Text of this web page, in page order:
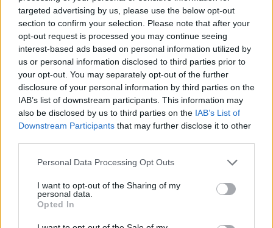
targeted advertising by us, please use the below opt-out
section to confirm your selection. Please note that after your
opt-out request is processed you may continue seeing
interest-based ads based on personal information utilized by
us or personal information disclosed to third parties prior to
your opt-out. You may separately opt-out of the further
disclosure of your personal information by third parties on the
IAB’s list of downstream participants. This information may
also be disclosed by us to third parties on the IAB’s List of
Downstream Participants that may further disclose it to other
Personal Data Processing Opt Outs
I want to opt-out of the Sharing of my
personal data.
Opted In
ΔΕΙΤΕ ΕΠΙΣΗΣ
ΣΤΗΝ ΙΔΙΑ ΚΑΤΗΓΟΡΙΑ
Οι κρυμμένες λίμνες της
Εύβοιας ‑ Εγκαταλελειμμένα
ορυχεία μετατράπηκαν σε
«παράδεισο»
ΣΉΜΕΡΑ
και τη Λίμνη, δώδεκα πρώην ορυχεία
γαλαζοπράσινες λίμνες που πλέον
περιβαλλοντικής εκπαίδευσης.